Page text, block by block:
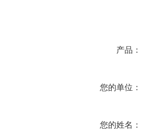
产品：
您的单位：
您的姓名：